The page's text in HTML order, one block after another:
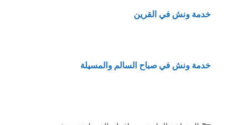
خدمة ونش في القرين
خدمة ونش في صباح السالم والمسيلة